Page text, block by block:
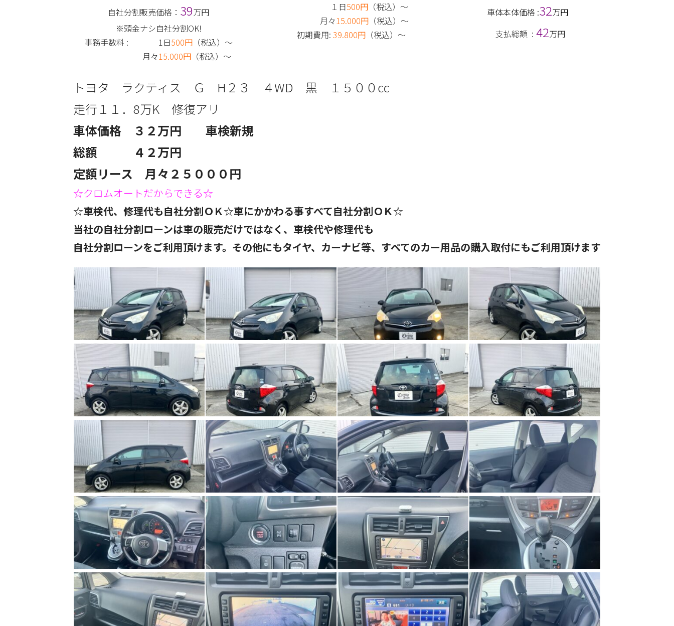
自社分割販売価格： 39万円
※頭金ナシ自社分割OK!
事務手数料 : 1日500円 （税込）～
月々15.000円（税込）～
１日500円（税込）～
月々15.000円（税込）～
初期費用: 39.800円（税込）～
車体本体価格 :32万円
支払総額 : 42万円
トヨタ ラクティス Ｇ H２３ ４WD 黒 １５００㏄
走行１１．8万K 修復アリ
車体価格 ３２万円 車検新規
総額 ４２万円
定額リース 月々２５ ０００円
☆クロムオートだからできる☆
☆車検代、修理代も自社分割ＯＫ☆車にかかわる事すべて自社分割ＯＫ☆
当社の自社分割ローンは車の販売だけではなく、車検代や修理代も
自社分割ローンをご利用頂けます。その他にもタイヤ、カーナビ等、すべてのカー用品の購入取付にもご利用頂けます